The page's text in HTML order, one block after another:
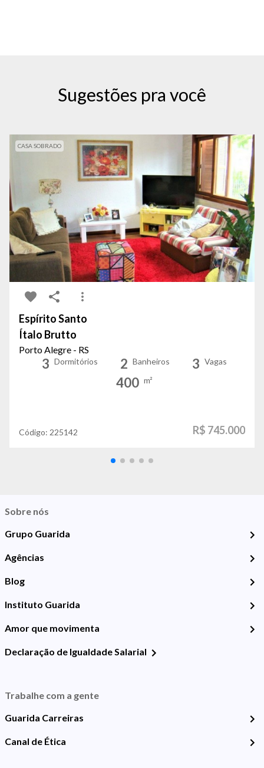
Sugestões pra você
CASA SOBRADO
Espírito Santo
Ítalo Brutto
Porto Alegre - RS
3 Dormitórios 2 Banheiros 3 Vagas
400 m²
Código: 225142 R$ 745.000
Sobre nós
Grupo Guarida
Agências
Blog
Instituto Guarida
Amor que movimenta
Declaração de Igualdade Salarial
Trabalhe com a gente
Guarida Carreiras
Canal de Ética